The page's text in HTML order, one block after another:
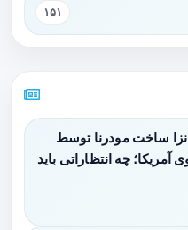
۱۵۱
ساخت مودرنا توسط
آمریکا؛ چه انتظاراتی باید